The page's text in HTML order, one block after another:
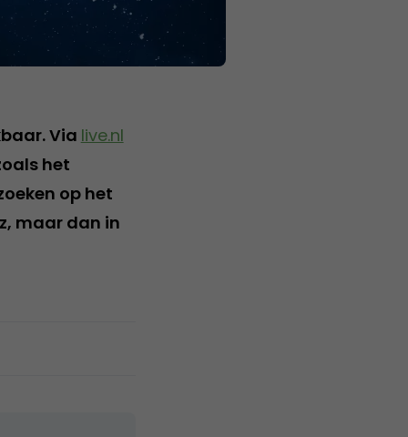
Via live.nl
het
op het
maar dan in